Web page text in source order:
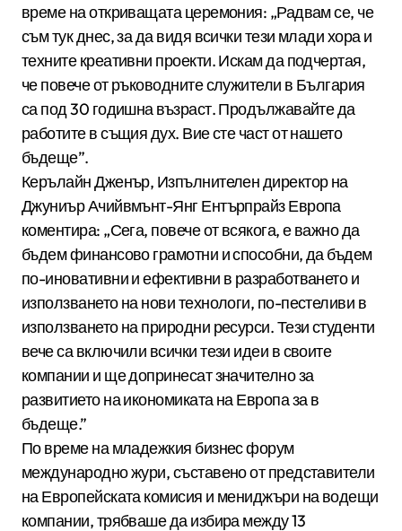
време на откриващата церемония: „Радвам се, че
съм тук днес, за да видя всички тези млади хора и
техните креативни проекти. Искам да подчертая,
че повече от ръководните служители в България
са под 30 годишна възраст. Продължавайте да
работите в същия дух. Вие сте част от нашето
бъдеще”.
Керълайн Дженър, Изпълнителен директор на
Джуниър Ачийвмънт-Янг Ентърпрайз Европа
коментира: „Сега, повече от всякога, е важно да
бъдем финансово грамотни и способни, да бъдем
по-иновативни и ефективни в разработването и
използването на нови технологи, по-пестеливи в
използването на природни ресурси. Тези студенти
вече са включили всички тези идеи в своите
компании и ще допринесат значително за
развитието на икономиката на Европа за в
бъдеще.”
По време на младежкия бизнес форум
международно жури, съставено от представители
на Европейската комисия и мениджъри на водещи
компании, трябваше да избира между 13